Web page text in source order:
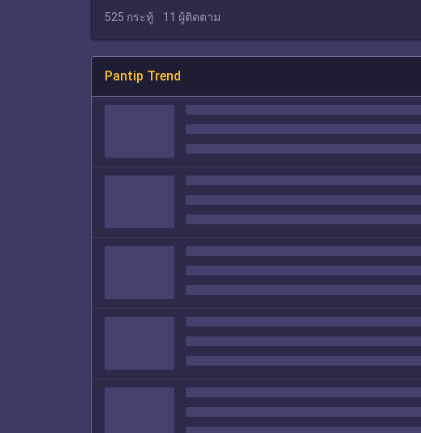
525 กระทู้ 11 ผู้ติดตาม
Pantip Trend